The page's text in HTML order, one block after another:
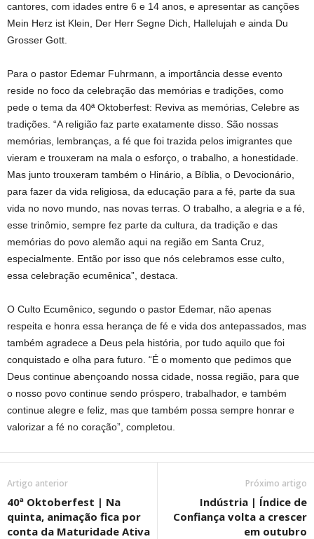
cantores, com idades entre 6 e 14 anos, e apresentar as canções
Mein Herz ist Klein, Der Herr Segne Dich, Hallelujah e ainda Du
Grosser Gott.
Para o pastor Edemar Fuhrmann, a importância desse evento
reside no foco da celebração das memórias e tradições, como
pede o tema da 40ª Oktoberfest: Reviva as memórias, Celebre as
tradições. “A religião faz parte exatamente disso. São nossas
memórias, lembranças, a fé que foi trazida pelos imigrantes que
vieram e trouxeram na mala o esforço, o trabalho, a honestidade.
Mas junto trouxeram também o Hinário, a Bíblia, o Devocionário,
para fazer da vida religiosa, da educação para a fé, parte da sua
vida no novo mundo, nas novas terras. O trabalho, a alegria e a fé,
esse trinômio, sempre fez parte da cultura, da tradição e das
memórias do povo alemão aqui na região em Santa Cruz,
especialmente. Então por isso que nós celebramos esse culto,
essa celebração ecumênica”, destaca.
O Culto Ecumênico, segundo o pastor Edemar, não apenas
respeita e honra essa herança de fé e vida dos antepassados, mas
também agradece a Deus pela história, por tudo aquilo que foi
conquistado e olha para futuro. “É o momento que pedimos que
Deus continue abençoando nossa cidade, nossa região, para que
o nosso povo continue sendo próspero, trabalhador, e também
continue alegre e feliz, mas que também possa sempre honrar e
valorizar a fé no coração”, completou.
Artigo anterior
40ª Oktoberfest | Na
quinta, animação fica por
conta da Maturidade Ativa
Próximo artigo
Indústria | Índice de
Confiança volta a crescer
em outubro